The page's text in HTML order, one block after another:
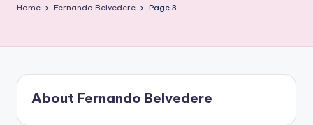
o
M
B
Home Fernando Belvedere Page 3
About Fernando Belvedere